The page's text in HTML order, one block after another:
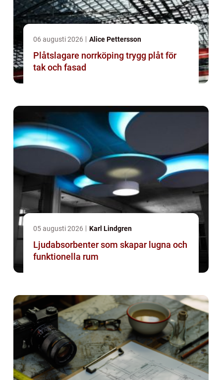
06 augusti 2026 Alice Pettersson
Plåtslagare norrköping trygg plåt för
tak och fasad
05 augusti 2026 Karl Lindgren
Ljudabsorbenter som skapar lugna och
funktionella rum